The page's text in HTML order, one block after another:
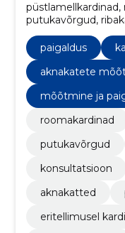
püstlamellkardinad,
putukavõrgud,
Mõõdistamine,
paigaldus
aknakatete
mõõtmine ja
roomakardinad
putukavõrgud
konsultatsioon
aknakatted
eritellimusel